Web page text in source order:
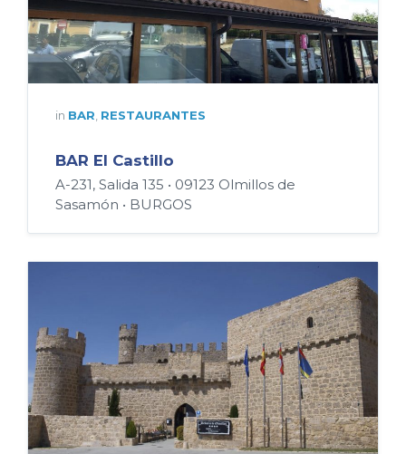
in BAR, RESTAURANTES
BAR El Castillo
A-231, Salida 135 • 09123 Olmillos de
Sasamón • BURGOS